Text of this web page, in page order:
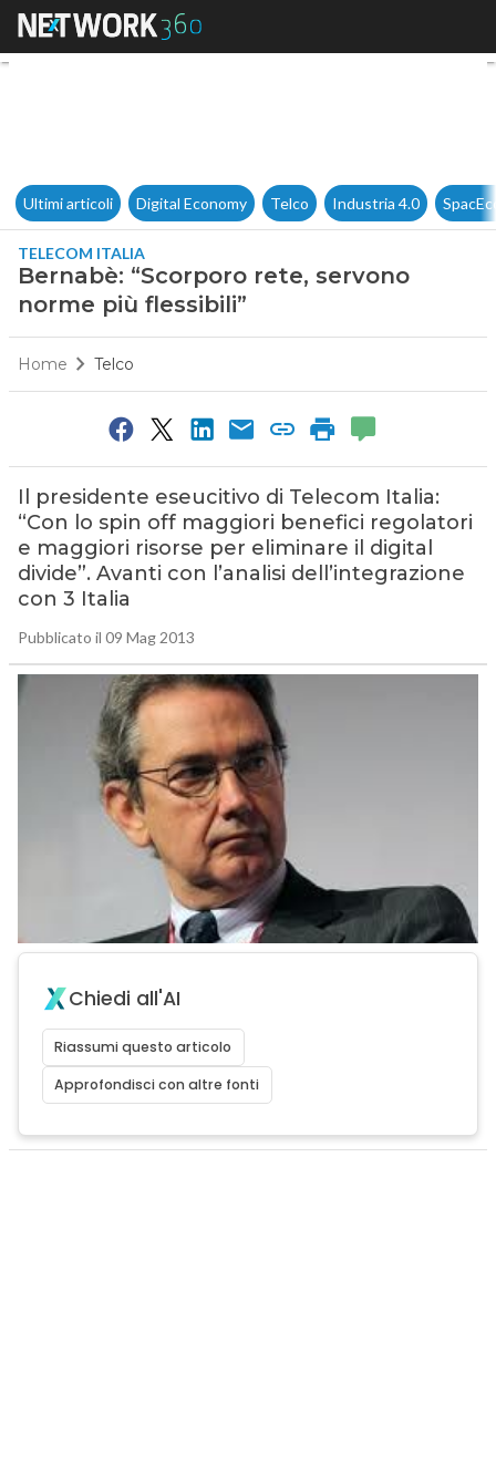
Bernabè: “Scorporo rete,
Ultimi articoli Digital Economy Telco Industria 4.0
TELECOM ITALIA
Bernabè: “Scorporo rete, servono
norme più flessibili”
Home Telco
Il presidente eseucitivo di Telecom Italia:
“Con lo spin off maggiori benefici regolatori
e maggiori risorse per eliminare il digital
divide”. Avanti con l’analisi dell’integrazione
con 3 Italia
Pubblicato il 09 Mag 2013
Chiedi all'AI
Riassumi questo articolo
Approfondisci con altre fonti